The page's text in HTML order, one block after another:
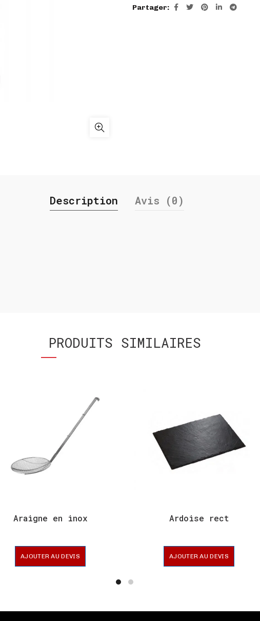
Partager
Description Avis (0)
PRODUITS SIMILAIRES
Araigne en inox
AJOUTER AU DEVIS
Ardoise rect
AJOUTER AU DEVIS